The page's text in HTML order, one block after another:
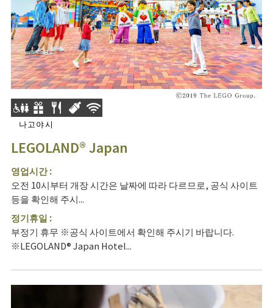
나고야시
LEGOLAND® Japan
영업시간 :
오전 10시부터 개장 시간은 날짜에 따라 다르므로, 공식 사이트
등을 확인해 주시...
정기휴일 :
부정기 휴무 ※공식 사이트에서 확인해 주시기 바랍니다.
※LEGOLAND® Japan Hotel...